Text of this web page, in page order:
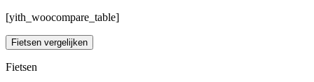
[yith_woocompare_table]
Fietsen vergelijken
Fietsen